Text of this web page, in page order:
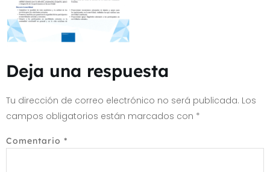
Deja una respuesta
Tu dirección de correo electrónico no será publicada. Los
campos obligatorios están marcados con *
Comentario *